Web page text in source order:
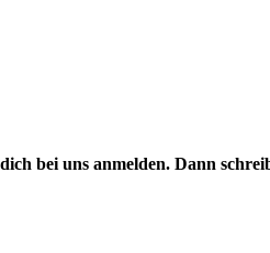
bei uns anmelden. Dann